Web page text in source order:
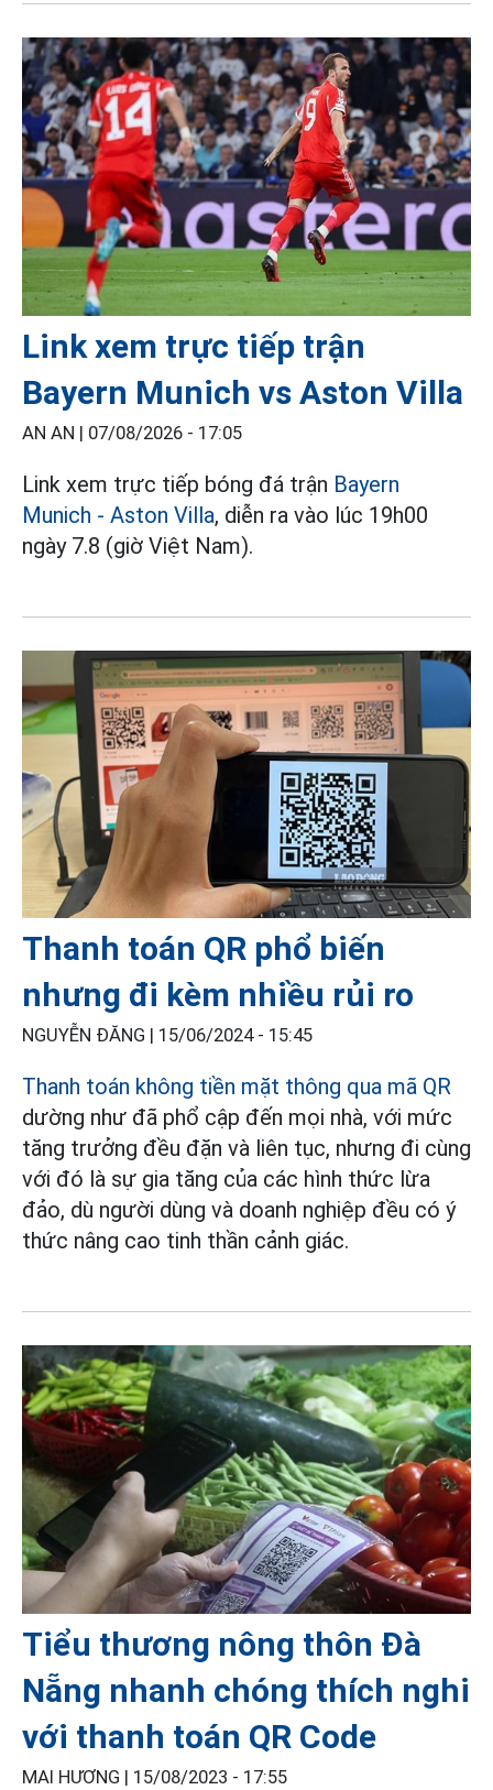
Link xem trực tiếp trận
Bayern Munich vs Aston Villa
AN AN | 07/08/2026 - 17:05
Link xem trực tiếp bóng đá trận Bayern
Munich - Aston Villa, diễn ra vào lúc 19h00
ngày 7.8 (giờ Việt Nam).
Thanh toán QR phổ biến
nhưng đi kèm nhiều rủi ro
NGUYỄN ĐĂNG | 15/06/2024 - 15:45
Thanh toán không tiền mặt thông qua mã QR
dường như đã phổ cập đến mọi nhà, với mức
tăng trưởng đều đặn và liên tục, nhưng đi cùng
với đó là sự gia tăng của các hình thức lừa
đảo, dù người dùng và doanh nghiệp đều có ý
thức nâng cao tinh thần cảnh giác.
Tiểu thương nông thôn Đà
Nẵng nhanh chóng thích nghi
với thanh toán QR Code
MAI HƯƠNG | 15/08/2023 - 17:55